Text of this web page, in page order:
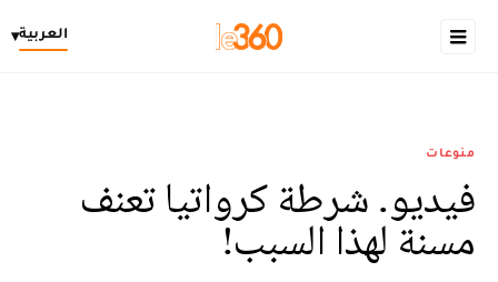
العربية▾
منوعات
فيديو. شرطة كرواتيا تعنف
مسنة لهذا السبب!